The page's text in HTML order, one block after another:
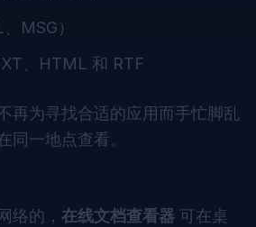
MSG）
、HTML 和 RTF
再为寻找合适的应用而手忙脚乱
一地点查看。
络的， 在线文档查看器 可在桌